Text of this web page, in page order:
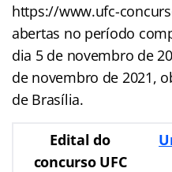
https://www.ufc-
abertas no período
dia 5 de novembro de
de novembro de 2021,
de Brasília.
Edital do
concurso UFC